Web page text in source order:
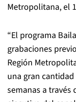
Metropolitana, el
“El programa
grabaciones
Región
una gran
semanas a